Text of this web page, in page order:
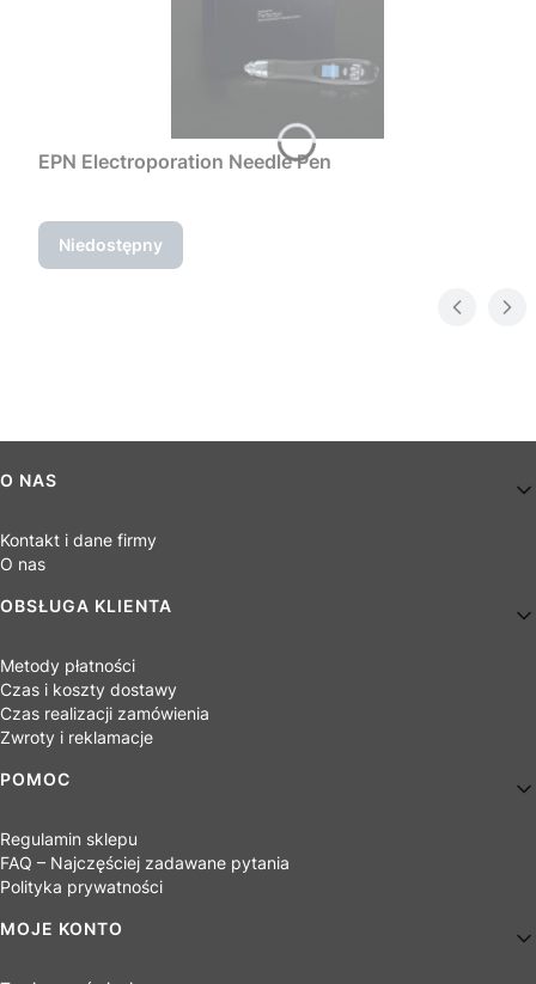
EPN Electroporation Needle Pen
Niedostępny
Linki w stopce
O NAS
Kontakt i dane firmy
O nas
OBSŁUGA KLIENTA
Metody płatności
Czas i koszty dostawy
Czas realizacji zamówienia
Zwroty i reklamacje
POMOC
Regulamin sklepu
FAQ – Najczęściej zadawane pytania
Polityka prywatności
MOJE KONTO